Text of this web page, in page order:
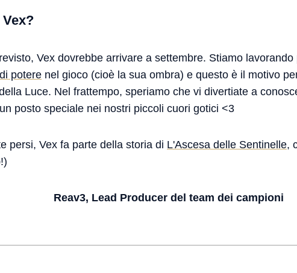
Vex dovrebbe arrivare a settembre. Stiamo
potere nel gioco (cioè la sua ombra) e questo è il motivo
Luce. Nel frattempo, speriamo che vi divertiate a
posto speciale nei nostri piccoli cuori gotici <3
persi, Vex fa parte della storia di L'Ascesa delle Sentinelle,
Reav3, Lead Producer del team dei campioni